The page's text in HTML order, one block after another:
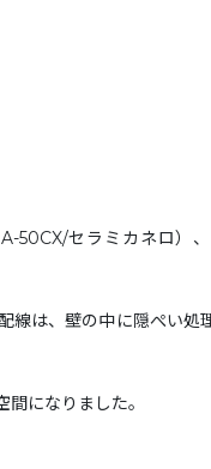
50CX/セラミカネロ）
線は、壁の中に隠ぺい処
になりました。